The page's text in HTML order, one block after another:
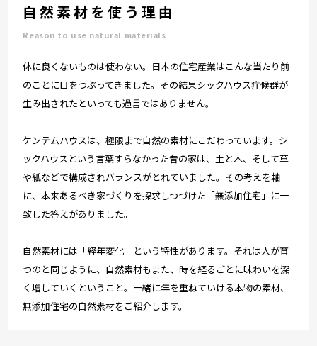
自然素材を使う理由
Reason to use natural materials
体に良くないものは使わない。日本の住宅産業はこんな当たり前
のことに目をつぶってきました。その結果シックハウス症候群が
生み出されたといっても過言ではありません。
ケンテムハウスは、極限まで自然の素材にこだわっています。シ
ックハウスという言葉すらなかった昔の家は、土と木、そして草
や紙などで構成されバランスがとれていました。その考えを軸
に、本来あるべき家づくりを探求しつづけた「無添加住宅」に一
致した答えがありました。
自然素材には「経年変化」という特性があります。それは人が育
つのと同じように、自然素材もまた、時を経るごとに味わいを深
く増していくということ。一緒に年を重ねていける本物の素材、
無添加住宅の自然素材をご紹介します。